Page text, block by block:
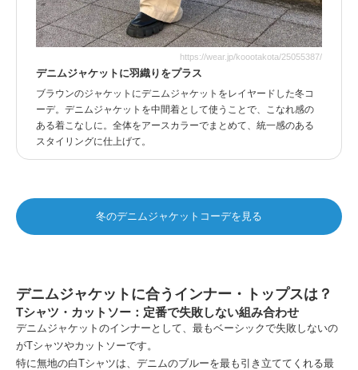
https://wear.jp/koootakota/25055387/
デニムジャケットに羽織りをプラス
ブラウンのジャケットにデニムジャケットをレイヤードした冬コ
ーデ。デニムジャケットを中間着として使うことで、こなれ感の
ある着こなしに。全体をアースカラーでまとめて、統一感のある
スタイリングに仕上げて。
冬のデニムジャケットコーデを見る
デニムジャケットに合うインナー・トップスは？
Tシャツ・カットソー：定番で失敗しない組み合わせ
デニムジャケットのインナーとして、最もベーシックで失敗しないの
がTシャツやカットソーです。
特に無地の白Tシャツは、デニムのブルーを最も引き立ててくれる最